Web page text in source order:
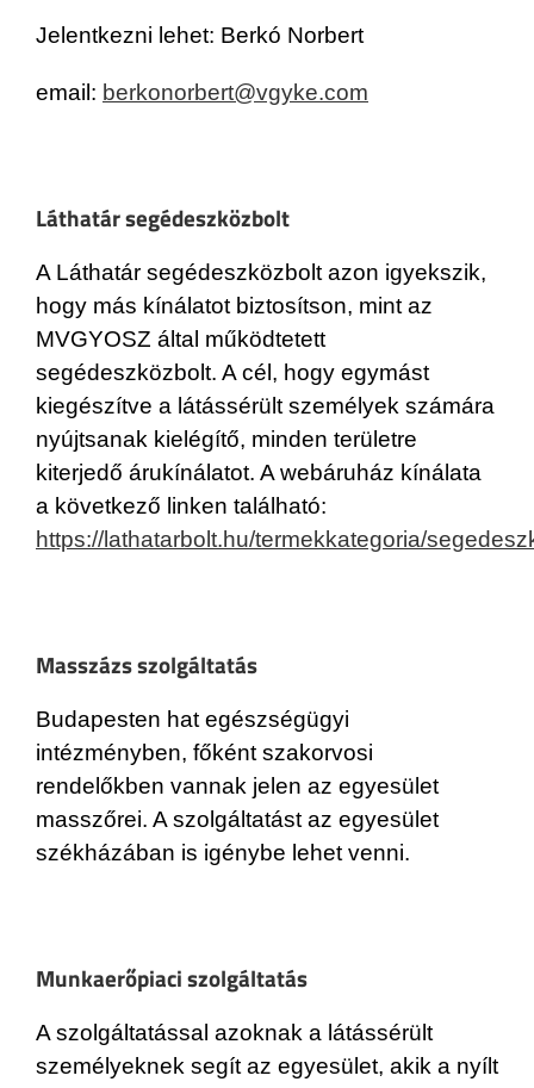
Jelentkezni lehet: Berkó Norbert
email: berkonorbert@vgyke.com
Láthatár segédeszközbolt
A Láthatár segédeszközbolt azon igyekszik,
hogy más kínálatot biztosítson, mint az
MVGYOSZ által működtetett
segédeszközbolt. A cél, hogy egymást
kiegészítve a látássérült személyek számára
nyújtsanak kielégítő, minden területre
kiterjedő árukínálatot. A webáruház kínálata
a következő linken található:
https://lathatarbolt.hu/termekkategoria/
Masszázs szolgáltatás
Budapesten hat egészségügyi
intézményben, főként szakorvosi
rendelőkben vannak jelen az egyesület
masszőrei. A szolgáltatást az egyesület
székházában is igénybe lehet venni.
Munkaerőpiaci szolgáltatás
A szolgáltatással azoknak a látássérült
személyeknek segít az egyesület, akik a nyílt